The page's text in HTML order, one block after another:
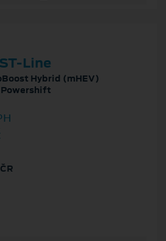
Line
Hybrid (mHEV)
Powershift